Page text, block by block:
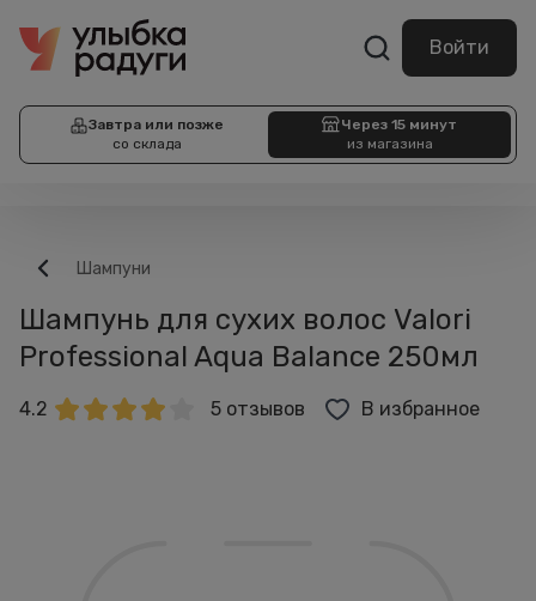
Войти
Завтра или позже
со склада
Через 15 минут
из магазина
Шампуни
Шампунь для сухих волос Valori
Professional Aqua Balance 250мл
4.2 5 отзывов В избранное